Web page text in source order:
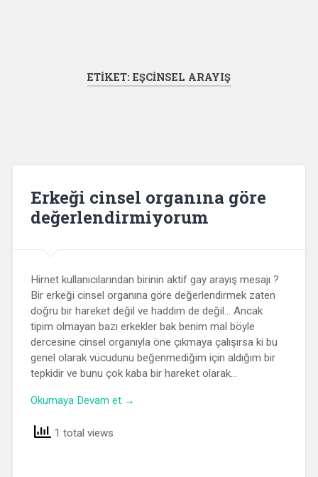
ETIKET: EŞCINSEL ARAYIŞ
Erkeği cinsel organına göre
değerlendirmiyorum
Hirnet kullanıcılarından birinin aktif gay arayış mesajı ?
Bir erkeği cinsel organına göre değerlendirmek zaten
doğru bir hareket değil ve haddim de değil… Ancak
tipim olmayan bazı erkekler bak benim mal böyle
dercesine cinsel organıyla öne çıkmaya çalışırsa ki bu
genel olarak vücudunu beğenmediğim için aldığım bir
tepkidir ve bunu çok kaba bir hareket olarak…
Okumaya Devam et →
1 total views